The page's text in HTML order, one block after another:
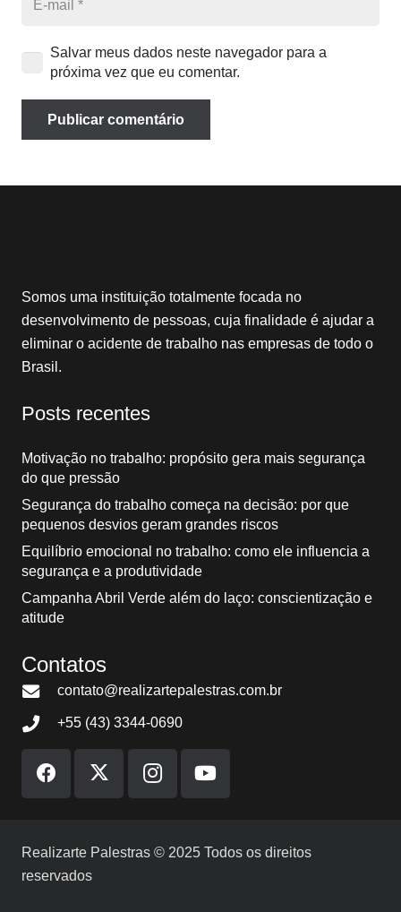
Salvar meus dados neste navegador para a
próxima vez que eu comentar.
Publicar comentário
Somos uma instituição totalmente focada no
desenvolvimento de pessoas, cuja finalidade é ajudar a
eliminar o acidente de trabalho nas empresas de todo o
Brasil.
Posts recentes
Motivação no trabalho: propósito gera mais segurança
do que pressão
Segurança do trabalho começa na decisão: por que
pequenos desvios geram grandes riscos
Equilíbrio emocional no trabalho: como ele influencia a
segurança e a produtividade
Campanha Abril Verde além do laço: conscientização e
atitude
Contatos
contato@realizartepalestras.com.br
+55 (43) 3344-0690
Realizarte Palestras © 2025 Todos os direitos
reservados